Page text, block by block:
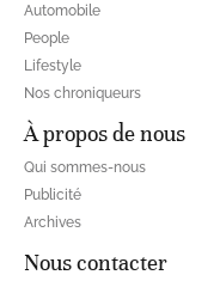
Automobile
People
Lifestyle
Nos chroniqueurs
À propos de nous
Qui sommes-nous
Publicité
Archives
Nous contacter